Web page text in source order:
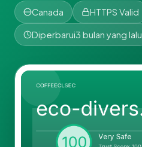
Canada HTTPS Valid
Diperbarui3 bulan yang lalu